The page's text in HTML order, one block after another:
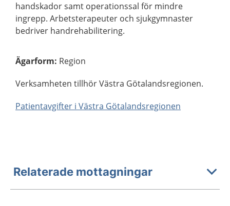
handskador samt operationssal för mindre
ingrepp. Arbetsterapeuter och sjukgymnaster
bedriver handrehabilitering.
Ägarform: Region
Verksamheten tillhör Västra Götalandsregionen.
Patientavgifter i Västra Götalandsregionen
Relaterade mottagningar